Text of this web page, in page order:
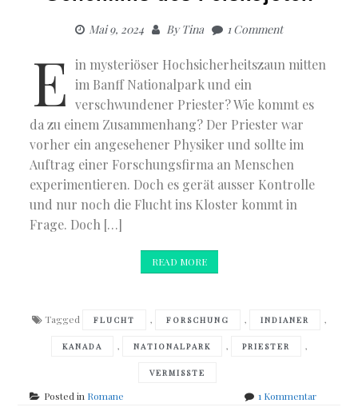
Mai 9, 2024 ByTina 1 Comment
E in mysteriöser Hochsicherheitszaun mitten
im Banff Nationalpark und ein
verschwundener Priester? Wie kommt es
da zu einem Zusammenhang? Der Priester war
vorher ein angesehener Physiker und sollte im
Auftrag einer Forschungsfirma an Menschen
experimentieren. Doch es gerät ausser Kontrolle
und nur noch die Flucht ins Kloster kommt in
Frage. Doch […]
READ MORE
Tagged FLUCHT , FORSCHUNG , INDIANER ,
KANADA , NATIONALPARK , PRIESTER ,
VERMISSTE
Posted in Romane 1 Kommentarzu